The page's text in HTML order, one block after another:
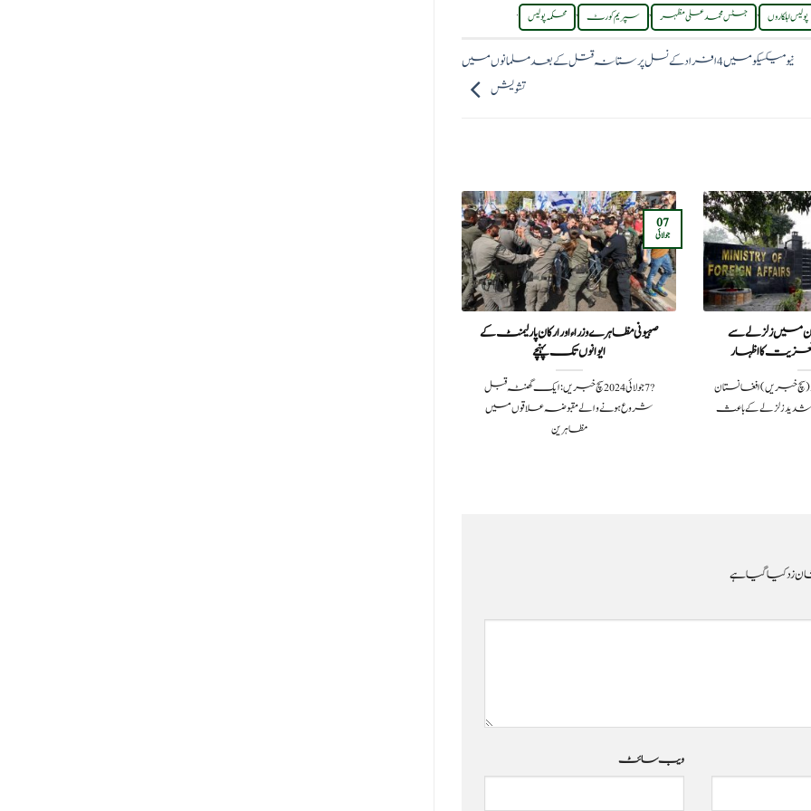
پولیس اہلکاروں , جسٹس محمد علی مظہر , سپریم کورٹ , محکمہ پولیس .
نیو میکسیکو میں 4 افراد کے نسل پرستانہ قتل کے بعد مسلمانوں میں
تشویش
میں زلزلے سے
تعزیت کا اظہار
آباد (سچ خبریں)افغانستان
زلزلے کے باعث
صہیونی مظاہرے وزراء اور ارکان پارلیمنٹ کے
ایوانوں تک پہنچے
?️ 7 جولائی 2024سچ خبریں: ایک گھنٹہ قبل
شروع ہونے والے مقبوضہ علاقوں میں
مظاہرین
07
جولائی
زد کیا گیا ہے
ویب‌ سائٹ